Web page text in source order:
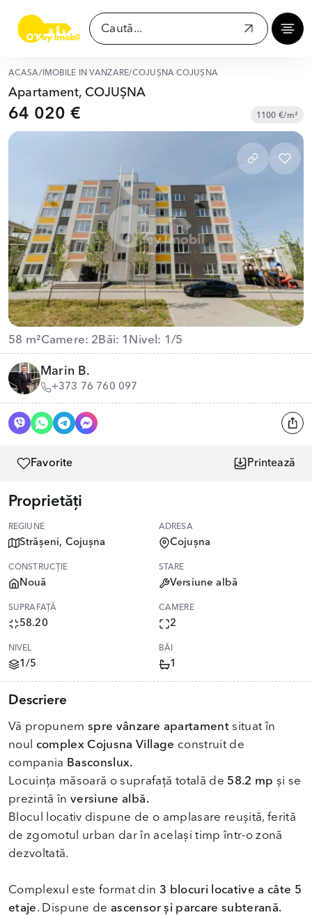
ACASĂ/ IMOBILE ÎN VÂNZARE/COJUȘNA COJUȘNA
Apartament, COJUȘNA
64 020 € 1100 €/m²
58 m²Camere: 2 Băi: 1 Nivel: 1/5
Marin B.
+373 76 760 097
Favorite Printează
Proprietăți
REGIUNE
Strășeni, Cojușna
ADRESA
Cojușna
CONSTRUCȚIE
Nouă
STARE
Versiune albă
SUPRAFAȚĂ
58.20
CAMERE
2
NIVEL
1/5
BĂI
1
Descriere
Vă propunemspre vânzare apartamentsituat în
noul complex Cojusna Village construit de
compania Basconslux.
Locuința măsoară o suprafață totală de 58.2 mp și se
prezintă înversiune albă.
Blocul locativ dispune de o amplasare reușită, ferită
de zgomotul urban dar în același timp într-o zonă
dezvoltată.
Complexul este format din 3 blocuri locative a câte 5
etaje. Dispune de ascensor și parcare subterană.